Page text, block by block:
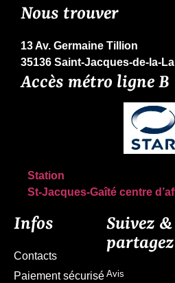
Nous trouver
13 Av. Germaine Tillion
35136 Saint-Jacques-de-la-
Accès métro ligne B
Station
St-Jacques-Gaîté centre
Infos
Contacts
Paiement sécurisé
Suivez &
partagez
Avis